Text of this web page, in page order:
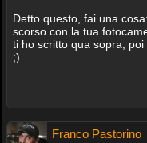
Detto questo, fai una
scorso con la tua
ti ho scritto qua sopra,
;)
Franco Pastorino